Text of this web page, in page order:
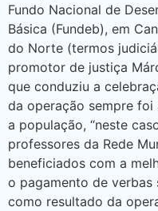
Fundo Nacional de
Básica (Fundeb), em
do Norte (termos
promotor de justiça
que conduziu a
da operação sempre
a população, “neste
professores da Rede
beneficiados com a
o pagamento de verbas
como resultado da